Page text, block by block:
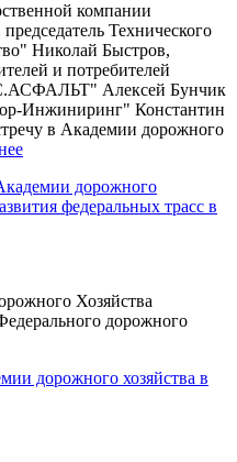
компании
Технического
Николай Быстров,
и потребителей
Алексей Бунчик
Инжиниринг" Константин
в Академии дорожного
дорожного
федеральных трасс в
Хозяйства
дорожного
дорожного хозяйства в